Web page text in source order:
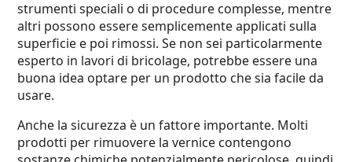
strumenti speciali o di procedure complesse, mentre
altri possono essere semplicemente applicati sulla
superficie e poi rimossi. Se non sei particolarmente
esperto in lavori di bricolage, potrebbe essere una
buona idea optare per un prodotto che sia facile da
usare.
Anche la sicurezza è un fattore importante. Molti
prodotti per rimuovere la vernice contengono